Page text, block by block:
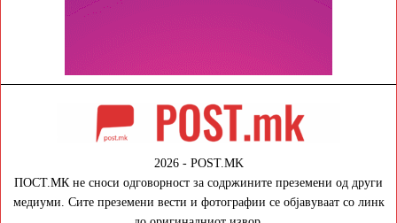
2026 - POST.MK
ПОСТ.МК не сноси одговорност за содржините преземени од други
медиуми. Сите преземени вести и фотографии се објавуваат со линк